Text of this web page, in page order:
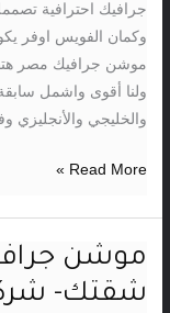
جرافيك احترافية
وكمان الفويس اوفر
موشن جرافيك مصر
ولنا أقوى واشمل
والخليجي والأنجليزي
العقارية
–
شركة
موشن
جرافيك
مصر
Read More »
موشن
شقتك-
موشن
جرافيك